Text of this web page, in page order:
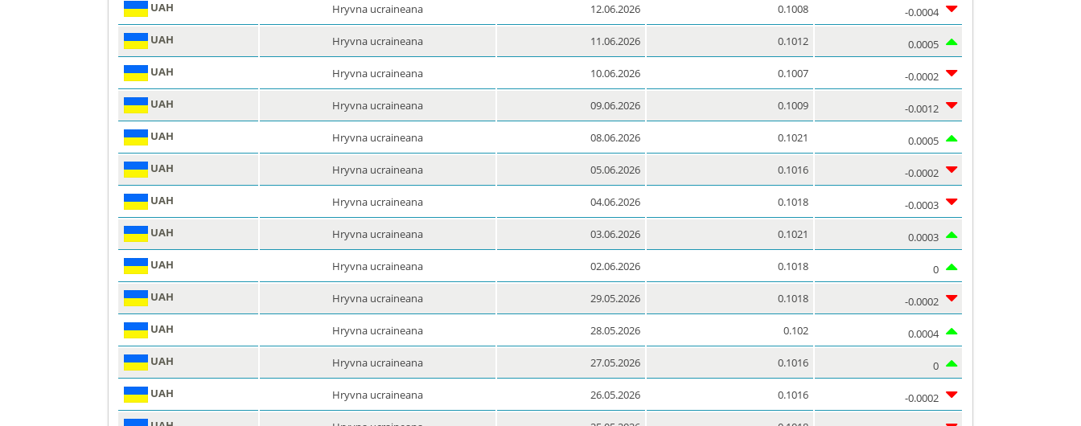
UAH Hryvna ucraineana 12.06.2026 0.1008 -0.0004
UAH Hryvna ucraineana 11.06.2026 0.1012 0.0005
UAH Hryvna ucraineana 10.06.2026 0.1007 -0.0002
UAH Hryvna ucraineana 09.06.2026 0.1009 -0.0012
UAH Hryvna ucraineana 08.06.2026 0.1021 0.0005
UAH Hryvna ucraineana 05.06.2026 0.1016 -0.0002
UAH Hryvna ucraineana 04.06.2026 0.1018 -0.0003
UAH Hryvna ucraineana 03.06.2026 0.1021 0.0003
UAH Hryvna ucraineana 02.06.2026 0.1018 0
UAH Hryvna ucraineana 29.05.2026 0.1018 -0.0002
UAH Hryvna ucraineana 28.05.2026 0.102 0.0004
UAH Hryvna ucraineana 27.05.2026 0.1016 0
UAH Hryvna ucraineana 26.05.2026 0.1016 -0.0002